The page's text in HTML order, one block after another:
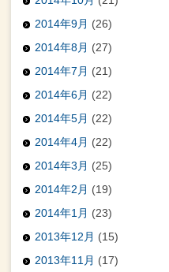
2014年9月 (26)
2014年8月 (27)
2014年7月 (21)
2014年6月 (22)
2014年5月 (22)
2014年4月 (22)
2014年3月 (25)
2014年2月 (19)
2014年1月 (23)
2013年12月 (15)
2013年11月 (17)